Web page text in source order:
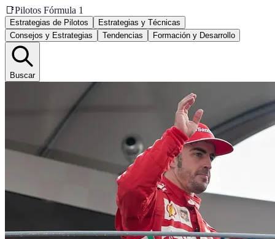
📑Pilotos Fórmula 1
Estrategias de Pilotos
Estrategias y Técnicas
Consejos y Estrategias
Tendencias Formación y Desarrollo
Buscar